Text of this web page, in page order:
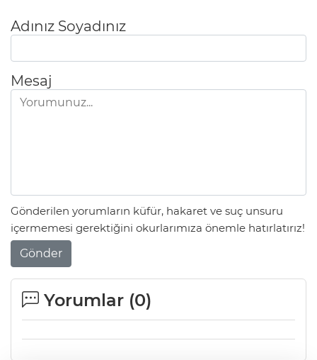
Adınız Soyadınız
Mesaj
Gönderilen yorumların küfür, hakaret ve suç unsuru
içermemesi gerektiğini okurlarımıza önemle hatırlatırız!
Gönder
Yorumlar (0)